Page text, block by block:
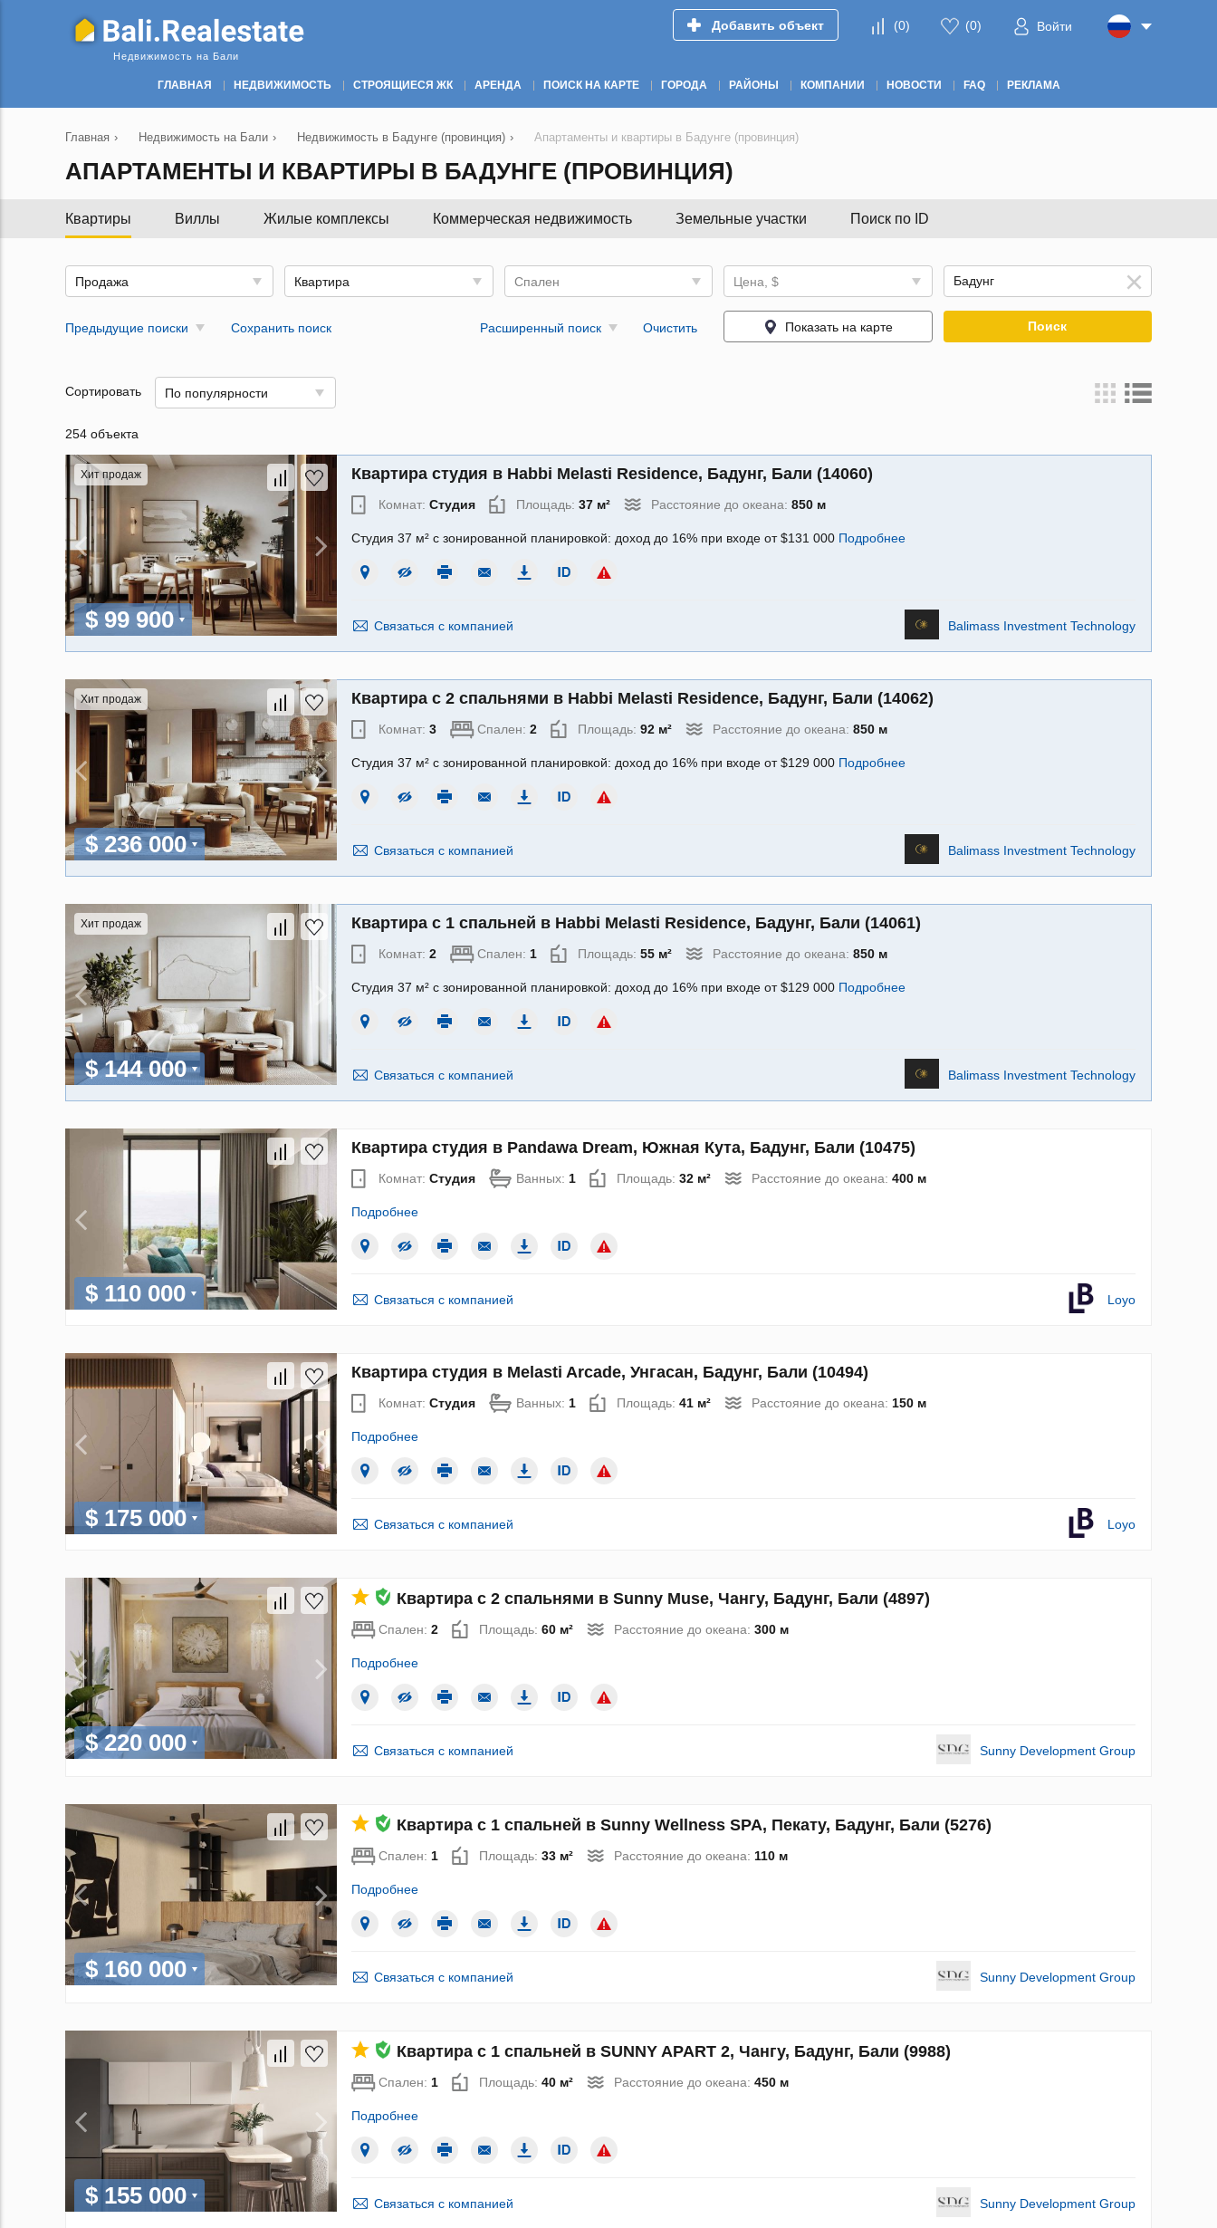
Недвижимость на Бали
Добавить объект (0) (0) Войти
ГЛАВНАЯ НЕДВИЖИМОСТЬ СТРОЯЩИЕСЯ ЖК АРЕНДА ПОИСК НА КАРТЕ ГОРОДА РАЙОНЫ КОМПАНИИ НОВОСТИ FAQ РЕКЛАМА
Главная › Недвижимость на Бали › Недвижимость в Бадунге (провинция) › Апартаменты и квартиры в Бадунге (провинция)
АПАРТАМЕНТЫ И КВАРТИРЫ В БАДУНГЕ (ПРОВИНЦИЯ)
Квартиры Виллы Жилые комплексы Коммерческая недвижимость Земельные участки Поиск по ID
Продажа Квартира Спален Цена, $
Предыдущие поиски Сохранить поиск Расширенный поиск Очистить Показать на карте Поиск
Сортировать По популярности
254 объекта
Хит продаж
$ 99 900
Квартира студия в Habbi Melasti Residence, Бадунг, Бали (14060)
Комнат: Студия Площадь: 37 м² Расстояние до океана: 850 м
Студия 37 м² с зонированной планировкой: доход до 16% при входе от $131 000 Подробнее
Связаться с компанией Balimass Investment Technology
Хит продаж
$ 236 000
Квартира с 2 спальнями в Habbi Melasti Residence, Бадунг, Бали (14062)
Комнат: 3 Спален: 2 Площадь: 92 м² Расстояние до океана: 850 м
Студия 37 м² с зонированной планировкой: доход до 16% при входе от $129 000 Подробнее
Связаться с компанией Balimass Investment Technology
Хит продаж
$ 144 000
Квартира с 1 спальней в Habbi Melasti Residence, Бадунг, Бали (14061)
Комнат: 2 Спален: 1 Площадь: 55 м² Расстояние до океана: 850 м
Студия 37 м² с зонированной планировкой: доход до 16% при входе от $129 000 Подробнее
Связаться с компанией Balimass Investment Technology
$ 110 000
Квартира студия в Pandawa Dream, Южная Кута, Бадунг, Бали (10475)
Комнат: Студия Ванных: 1 Площадь: 32 м² Расстояние до океана: 400 м
Подробнее
Связаться с компанией Loyo
$ 175 000
Квартира студия в Melasti Arcade, Унгасан, Бадунг, Бали (10494)
Комнат: Студия Ванных: 1 Площадь: 41 м² Расстояние до океана: 150 м
Подробнее
Связаться с компанией Loyo
$ 220 000
Квартира с 2 спальнями в Sunny Muse, Чангу, Бадунг, Бали (4897)
Спален: 2 Площадь: 60 м² Расстояние до океана: 300 м
Подробнее
Связаться с компанией Sunny Development Group
$ 160 000
Квартира с 1 спальней в Sunny Wellness SPA, Пекату, Бадунг, Бали (5276)
Спален: 1 Площадь: 33 м² Расстояние до океана: 110 м
Подробнее
Связаться с компанией Sunny Development Group
$ 155 000
Квартира с 1 спальней в SUNNY APART 2, Чангу, Бадунг, Бали (9988)
Спален: 1 Площадь: 40 м² Расстояние до океана: 450 м
Подробнее
Связаться с компанией Sunny Development Group